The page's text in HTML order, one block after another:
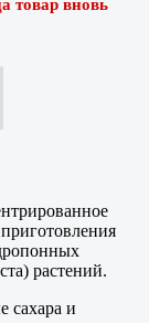
товар вновь
растений.
сахара и